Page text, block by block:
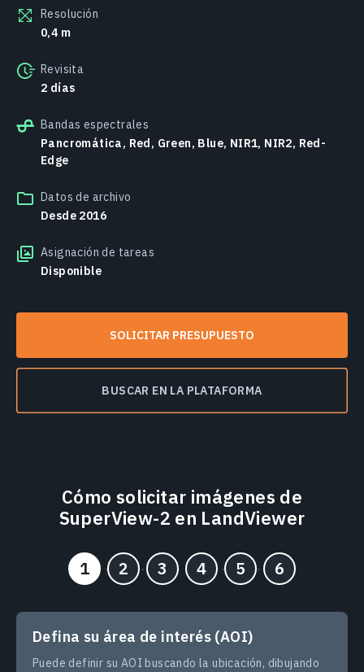
Resolución
0,4 m
Revisita
2 días
Bandas espectrales
Pancromática, Red, Green, Blue, NIR1, NIR2, Red-
Edge
Datos de archivo
Desde 2016
Asignación de tareas
Disponible
SOLICITAR PRESUPUESTO
BUSCAR EN LA PLATAFORMA
Cómo solicitar imágenes de
SuperView-2 en LandViewer
Defina su área de interés (AOI)
Puede definir su AOI buscando la ubicación, dibujando